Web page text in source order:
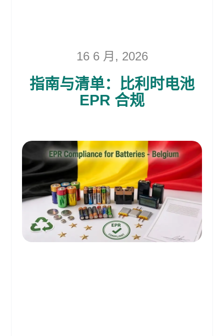
16 6 月, 2026
指南与清单：比利时电池
EPR 合规